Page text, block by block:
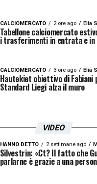
CALCIOMERCATO 2 ore ago Elia
Tabellone calciomercato
i trasferimenti in entrata e
CALCIOMERCATO 3 ore ago Elia
Hautekiet obiettivo di Fabiani
Standard Liegi alza il muro
VIDEO
HANNO DETTO 2 settimane ago
Silvestrin: «Ct? Il fatto che
parlarne è grazie a una